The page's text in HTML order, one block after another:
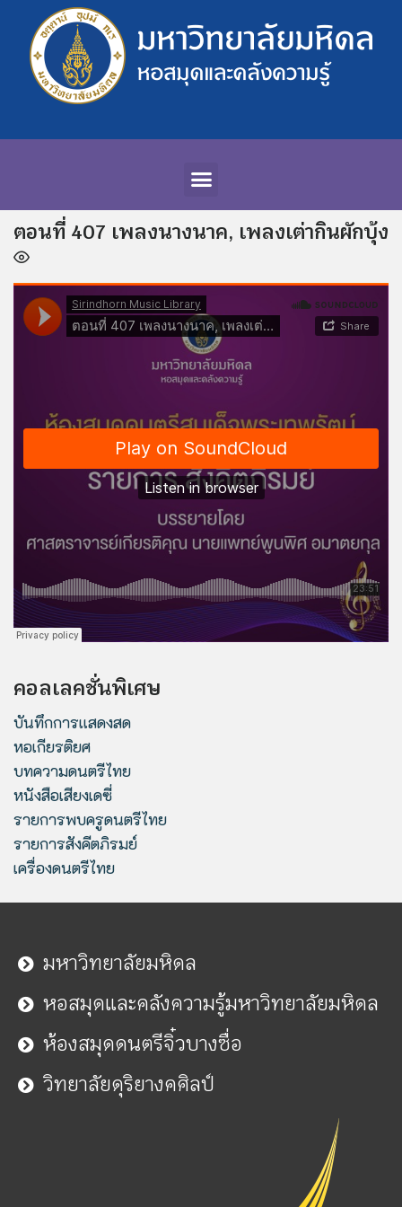
ตอนที่ 407 เพลงนางนาค, เพลงเต่ากินผักบุ้ง
คอลเลคชั่นพิเศษ
บันทึกการแสดงสด
หอเกียรติยศ
บทความดนตรีไทย
หนังสือเสียงเดซี่
รายการพบครูดนตรีไทย
รายการสังคีตภิรมย์
เครื่องดนตรีไทย
มหาวิทยาลัยมหิดล
หอสมุดและคลังความรู้มหาวิทยาลัยมหิดล
ห้องสมุดดนตรีจิ๋วบางซื่อ
วิทยาลัยดุริยางคศิลป์